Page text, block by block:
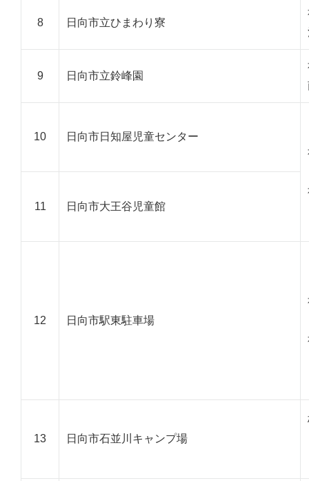
8 日向市立ひまわり寮
9 日向市立鈴峰園
10
日向市日知屋児童センター
11
日向市大王谷児童館
12 日向市駅東駐車場
13 日向市石並川キャンプ場